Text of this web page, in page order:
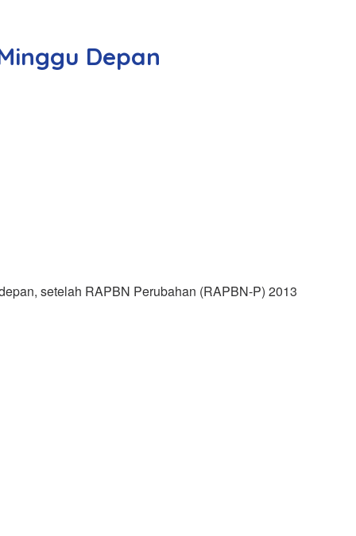
Depan
setelah RAPBN Perubahan (RAPBN-P) 2013